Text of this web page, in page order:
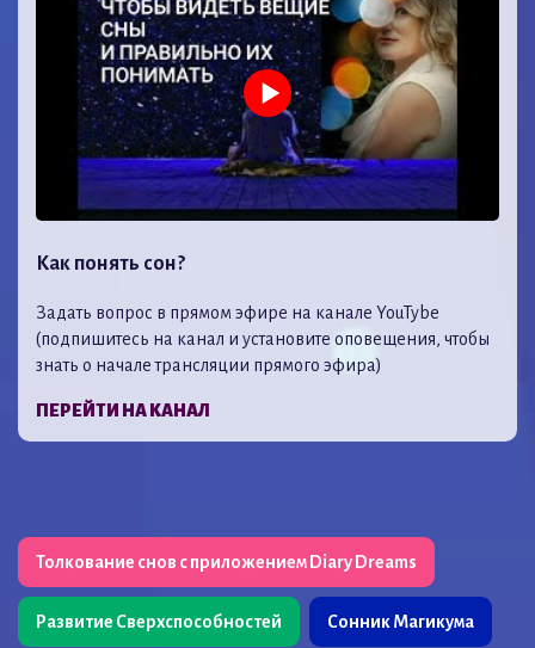
Как понять сон?
Задать вопрос в прямом эфире на канале YouTybe
(подпишитесь на канал и установите оповещения, чтобы
знать о начале трансляции прямого эфира)
ПЕРЕЙТИ НА КАНАЛ
Толкование снов с приложением Diary Dreams
Развитие Сверхспособностей Сонник Магикума